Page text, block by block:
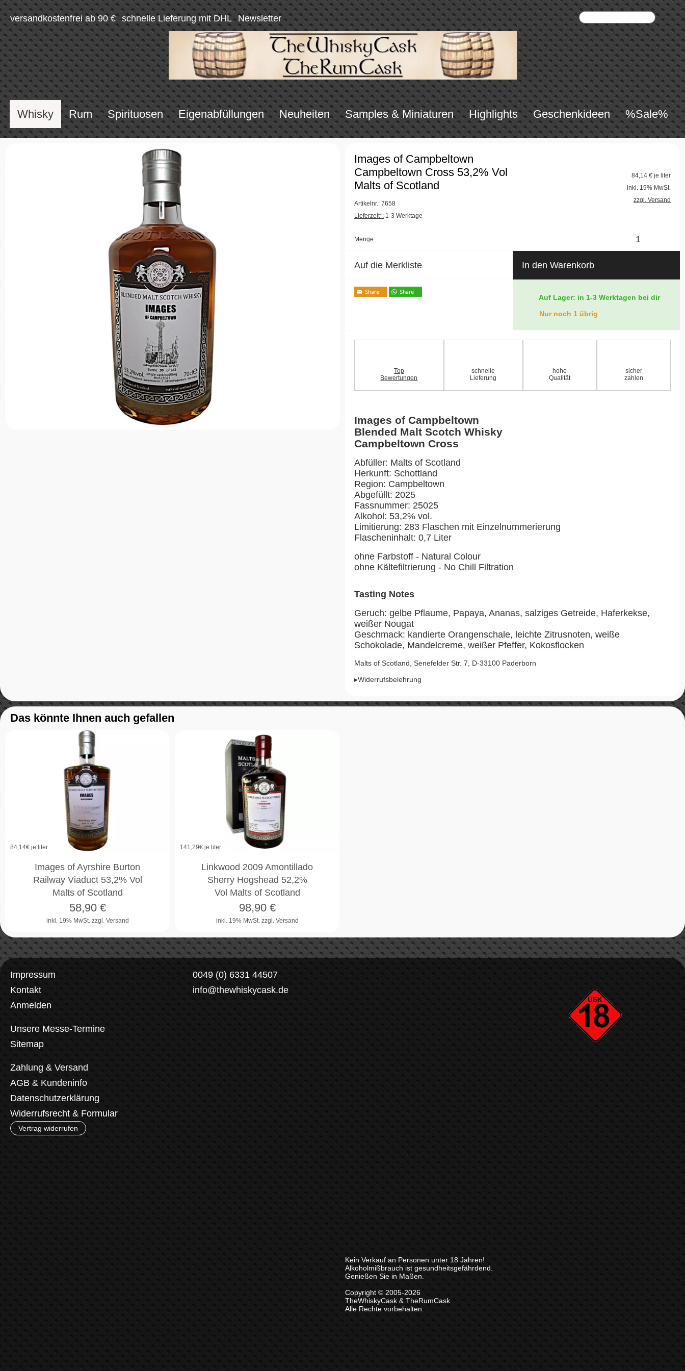
versandkostenfrei ab 90 € schnelle Lieferung mit DHL Newsletter
Whisky Rum Spirituosen Eigenabfüllungen Neuheiten Samples & Miniaturen Highlights Geschenkideen %Sale%
Images of Campbeltown
Campbeltown Cross 53,2% Vol
Malts of Scotland
Artikelnr.: 7658
Lieferzeit*: 1-3 Werktage
84,14 € je liter
inkl. 19% MwSt.
zzgl. Versand
Menge:
Auf die Merkliste In den Warenkorb
Auf Lager: in 1-3 Werktagen bei dir
Nur noch 1 übrig
Top
Bewertungen
schnelle
Lieferung
hohe
Qualität
sicher
zahlen
Images of Campbeltown
Blended Malt Scotch Whisky
Campbeltown Cross
Abfüller: Malts of Scotland
Herkunft: Schottland
Region: Campbeltown
Abgefüllt: 2025
Fassnummer: 25025
Alkohol: 53,2% vol.
Limitierung: 283 Flaschen mit Einzelnummerierung
Flascheninhalt: 0,7 Liter
ohne Farbstoff - Natural Colour
ohne Kältefiltrierung - No Chill Filtration
Tasting Notes
Geruch: gelbe Pflaume, Papaya, Ananas, salziges Getreide, Haferkekse,
weißer Nougat
Geschmack: kandierte Orangenschale, leichte Zitrusnoten, weiße
Schokolade, Mandelcreme, weißer Pfeffer, Kokosflocken
Malts of Scotland, Senefelder Str. 7, D-33100 Paderborn
▸Widerrufsbelehrung
Das könnte Ihnen auch gefallen
84,14€ je liter
Images of Ayrshire Burton
Railway Viaduct 53,2% Vol
Malts of Scotland
inkl. 19% MwSt. zzgl. Versand
58,90€
141,29€ je liter
Linkwood 2009 Amontillado
Sherry Hogshead 52,2%
Vol Malts of Scotland
inkl. 19% MwSt. zzgl. Versand
98,90€
Impressum
Kontakt
Anmelden
Unsere Messe-Termine
Sitemap
Zahlung & Versand
AGB & Kundeninfo
Datenschutzerklärung
Widerrufsrecht & Formular
Vertrag widerrufen
0049 (0) 6331 44507
info@thewhiskycask.de
Kein Verkauf an Personen unter 18 Jahren!
Alkoholmißbrauch ist gesundheitsgefährdend.
Genießen Sie in Maßen.
Copyright © 2005-2026
TheWhiskyCask & TheRumCask
Alle Rechte vorbehalten.